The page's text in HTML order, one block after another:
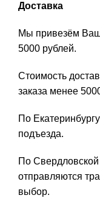
Доставка
Мы привезём Ваш
5000 рублей.
Стоимость
заказа менее
По
подъезда.
По Свердловской
отправляются
выбор.